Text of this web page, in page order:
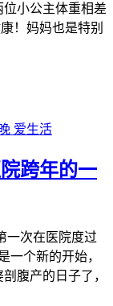
小公主体重相差
！妈妈也是特别
爱生活
跨年的一
一次在医院度过
一个新的开始，
腹产的日子了，